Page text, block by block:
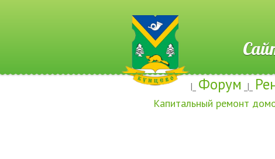
Сайт
|_ Форум _|_
Капитальный ремонт